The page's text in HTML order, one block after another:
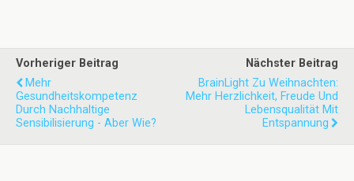
Vorheriger Beitrag
Mehr
Gesundheitskompetenz
Durch Nachhaltige
Sensibilisierung - Aber Wie?
Nächster Beitrag
BrainLight Zu Weihnachten:
Mehr Herzlichkeit, Freude Und
Lebensqualität Mit
Entspannung